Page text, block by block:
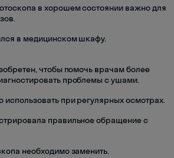
в хорошем состоянии важно для
в медицинском шкафу.
чтобы помочь врачам более
проблемы с ушами.
использовать при регулярных осмотрах.
правильное обращение с
необходимо заменить.